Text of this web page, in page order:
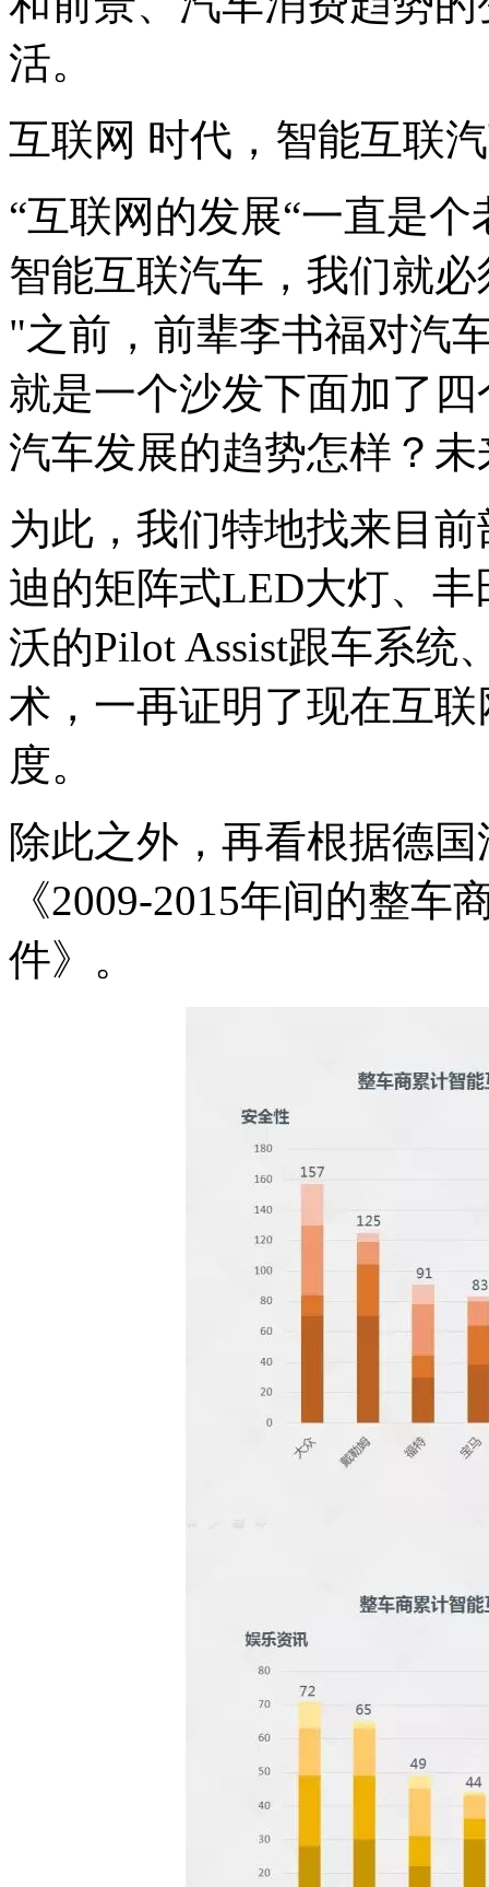
活。
互联网 时代，智能互联
“互联网的发展“一直是
智能互联汽车，我们就
"之前，前辈李书福对汽
就是一个沙发下面加了
汽车发展的趋势怎样？
为此，我们特地找来目
迪的矩阵式LED大灯、
沃的Pilot Assist跟车系统
术，一再证明了现在互
度。
除此之外，再看根据德
《2009-2015年间的整
件》。